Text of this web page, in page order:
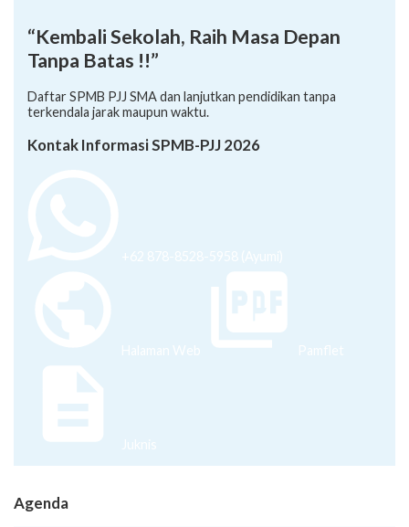
“Kembali Sekolah, Raih Masa Depan
Tanpa Batas !!”
Daftar SPMB PJJ SMA dan lanjutkan pendidikan tanpa
terkendala jarak maupun waktu.
Kontak Informasi SPMB-PJJ 2026
+62 878-8528-5958 (Ayumi)
Halaman Web Pamflet
Juknis
Agenda